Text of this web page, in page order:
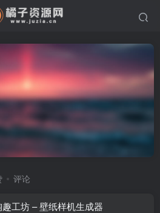
评论
趣工坊 – 壁纸样机生成器